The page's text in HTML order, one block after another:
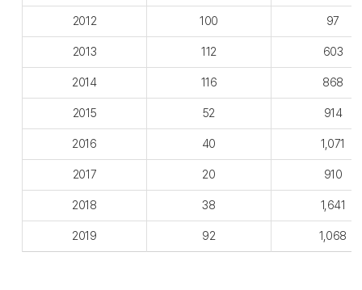
2012 100 97
2013 112 603
2014 116 868
2015 52 914
2016 40 1,071
2017 20 910
2018 38 1,641
2019 92 1,068